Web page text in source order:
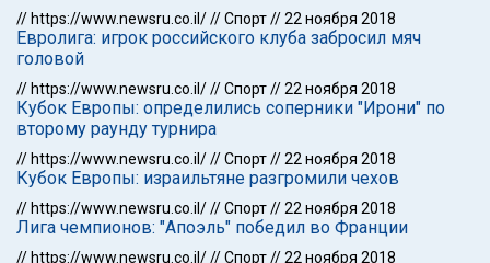
// https://www.newsru.co.il///Спорт//22 ноября 2018
Евролига: игрок российского клуба забросил мяч
головой
// https://www.newsru.co.il///Спорт//22 ноября 2018
Кубок Европы: определились соперники "Ирони" по
второму раунду турнира
// https://www.newsru.co.il///Спорт//22 ноября 2018
Кубок Европы: израильтяне разгромили чехов
// https://www.newsru.co.il///Спорт//22 ноября 2018
Лига чемпионов: "Апоэль" победил во Франции
// https://www.newsru.co.il///Спорт//22 ноября 2018